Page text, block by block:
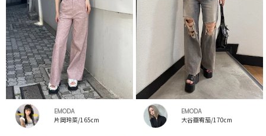
EMODA
片岡玲菜/165cm
EMODA
大谷亜宥茄/170cm